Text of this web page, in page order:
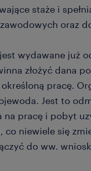
staże i
oraz
wydawane już
złożyć dana
pracę.
Jest to
na pracę i pobyt
co niewiele się
do ww.